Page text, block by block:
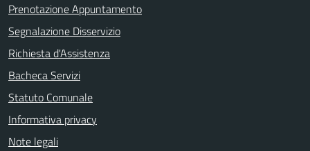
Prenotazione Appuntamento
Segnalazione Disservizio
Richiesta d'Assistenza
Bacheca Servizi
Statuto Comunale
Informativa privacy
Note legali